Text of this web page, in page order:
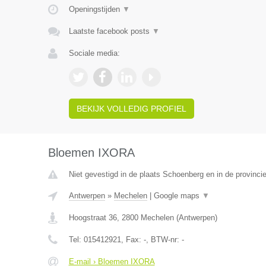
Openingstijden ▼
Laatste facebook posts ▼
Sociale media:
BEKIJK VOLLEDIG PROFIEL
Bloemen IXORA
Niet gevestigd in de plaats Schoenberg en in de
Antwerpen» Mechelen| Google maps ▼
Hoogstraat 36, 2800 Mechelen(Antwerpen)
Tel: 015412921, Fax: -, BTW-nr: -
E-mail › Bloemen IXORA